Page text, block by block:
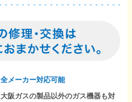
全メーカー対応可能
大阪ガスの製品以外のガス機器も対